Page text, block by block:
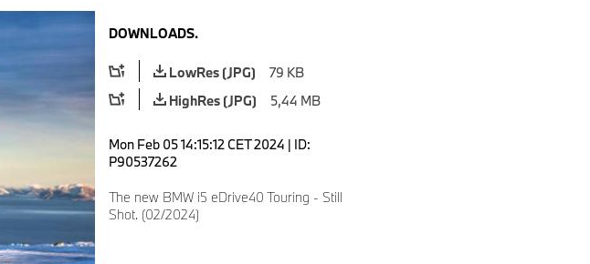
DOWNLOADS.
LowRes (JPG)
79 KB
HighRes (JPG)
5,44 MB
Mon Feb 05 14:15:12 CET 2024 | ID:
P90537262
The new BMW i5 eDrive40 Touring - Still
Shot. (02/2024)